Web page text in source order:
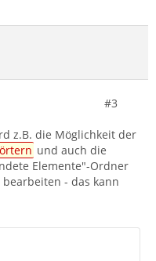
#3
z.B. die Möglichkeit der
und auch die
Elemente"-Ordner
bearbeiten - das kann